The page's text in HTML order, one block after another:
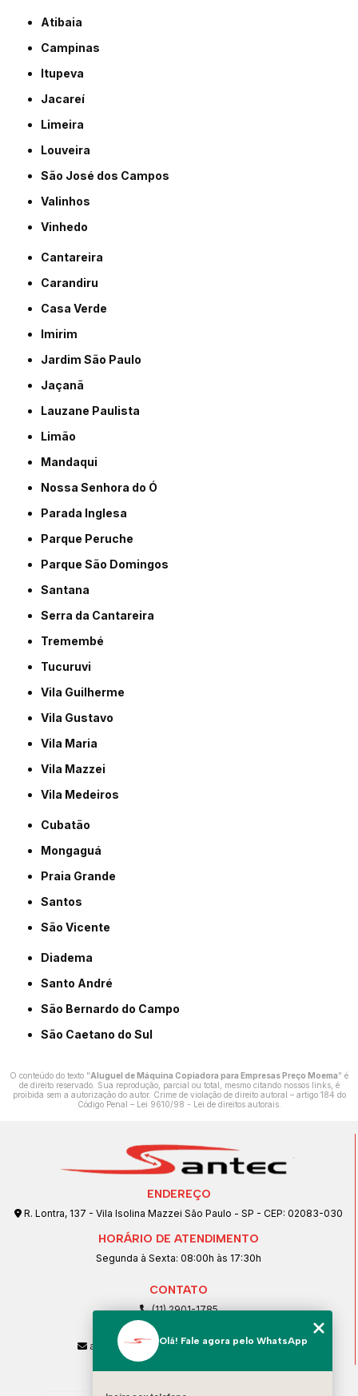
Atibaia
Campinas
Itupeva
Jacareí
Limeira
Louveira
São José dos Campos
Valinhos
Vinhedo
Cantareira
Carandiru
Casa Verde
Imirim
Jardim São Paulo
Jaçanã
Lauzane Paulista
Limão
Mandaqui
Nossa Senhora do Ó
Parada Inglesa
Parque Peruche
Parque São Domingos
Santana
Serra da Cantareira
Tremembé
Tucuruvi
Vila Guilherme
Vila Gustavo
Vila Maria
Vila Mazzei
Vila Medeiros
Cubatão
Mongaguá
Praia Grande
Santos
São Vicente
Diadema
Santo André
São Bernardo do Campo
São Caetano do Sul
O conteúdo do texto "Aluguel de Máquina Copiadora para Empresas Preço Moema" é
de direito reservado. Sua reprodução, parcial ou total, mesmo citando nossos links, é
proibida sem a autorização do autor. Crime de violação de direito autoral – artigo 184 do
Código Penal – Lei 9610/98 - Lei de direitos autorais.
ENDEREÇO
R. Lontra, 137 - Vila Isolina Mazzei São Paulo - SP - CEP: 02083-030
HORÁRIO DE ATENDIMENTO
Segunda à Sexta: 08:00h às 17:30h
CONTATO
(11) 2901-1785
(11) 99239-1832
atendimento@santeccopiadoras.com.br
Olá! Fale agora pelo WhatsApp